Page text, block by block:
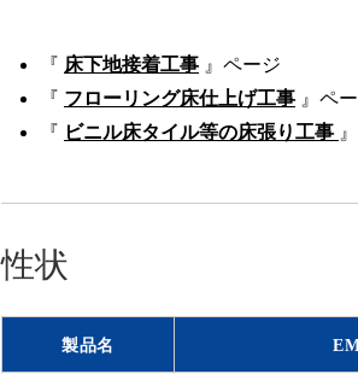
『 床下地接着工事 』ページ
『 フローリング床仕上げ工事 』ペ
『 ビニル床タイル等の床張り工事
性状
製品名